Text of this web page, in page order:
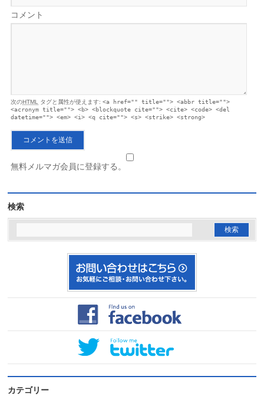
コメント
次のHTML タグと属性が使えます:<a href="" title=""> <abbr title="">
<acronym title=""> <b> <blockquote cite=""> <cite> <code> <del
datetime=""> <em> <i> <q cite=""> <s> <strike> <strong>
無料メルマガ会員に登録する。
検索
カテゴリー